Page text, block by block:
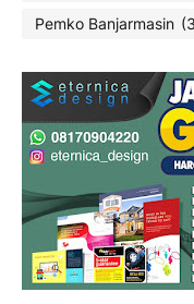
Pemko Banjarmasin